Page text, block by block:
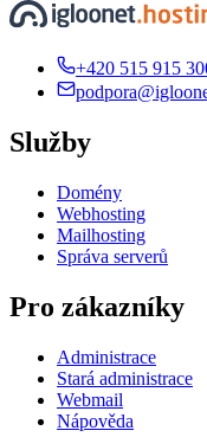
+420 515 915
Služby
Domény
Webhosting
Mailhosting
Správa serverů
Pro zákazníky
Administrace
Stará administrace
Webmail
Nápověda